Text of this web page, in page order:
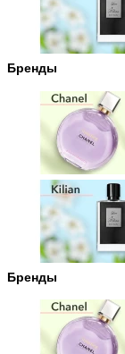
Бренды
Бренды